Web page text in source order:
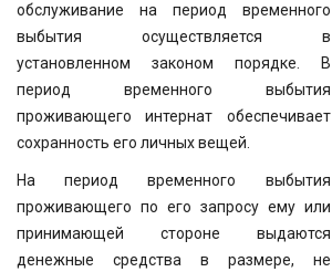
обслуживание на период временного
выбытия осуществляется в
установленном законом порядке. В
период временного выбытия
проживающего интернат обеспечивает
сохранность его личных вещей.
На период временного выбытия
проживающего по его запросу ему или
принимающей стороне выдаются
денежные средства в размере, не